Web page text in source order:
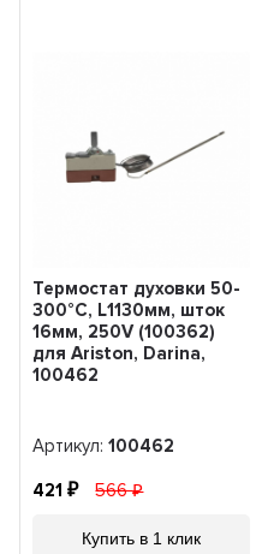
Термостат духовки 50-
300°С, L1130мм, шток
16мм, 250V (100362)
для Ariston, Darina,
100462
Артикул:100462
421 566
Купить в 1 клик